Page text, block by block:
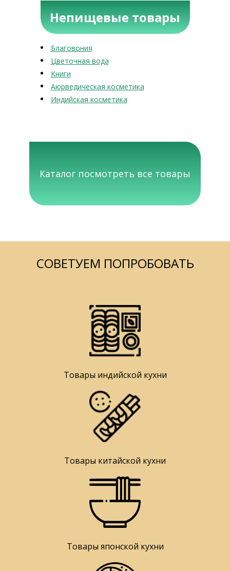
Непищевые товары
Благовония
Цветочная вода
Книги
Аюрведическая косметика
Индийская косметика
Каталог посмотреть все товары
СОВЕТУЕМ ПОПРОБОВАТЬ
Товары индийской кухни
Товары китайской кухни
Товары японской кухни